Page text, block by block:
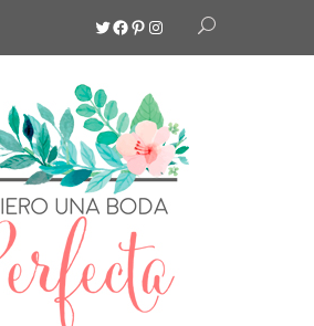
Twitter
Facebook
Pinterest
Instagram